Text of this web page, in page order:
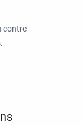
contre